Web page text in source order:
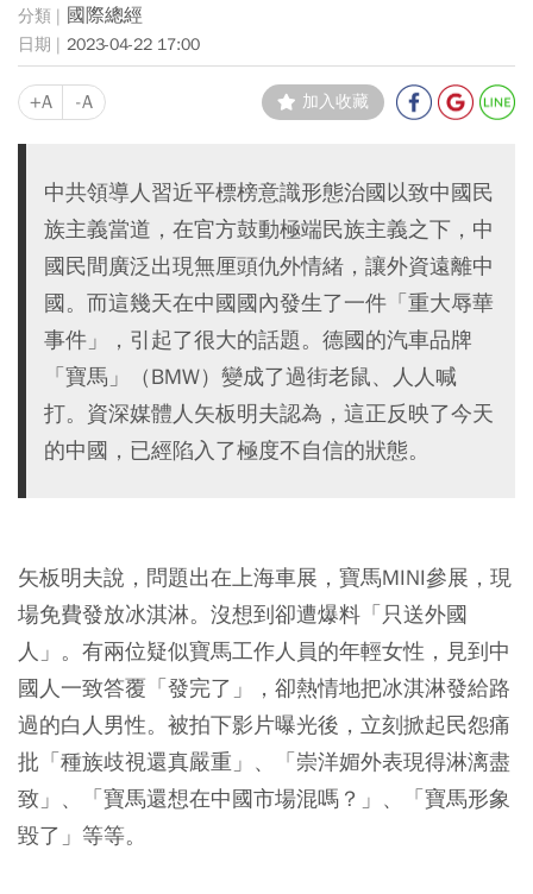
國際總經
2023-04-22 17:00
+A -A 加入收藏
中共領導人習近平標榜意識形態治國以致中國民
族主義當道，在官方鼓動極端民族主義之下，中
國民間廣泛出現無厘頭仇外情緒，讓外資遠離中
國。而這幾天在中國國內發生了一件「重大辱華
事件」，引起了很大的話題。德國的汽車品牌
「寶馬」（BMW）變成了過街老鼠、人人喊
打。資深媒體人矢板明夫認為，這正反映了今天
的中國，已經陷入了極度不自信的狀態。
矢板明夫說，問題出在上海車展，寶馬MINI參展，現
場免費發放冰淇淋。沒想到卻遭爆料「只送外國
人」。有兩位疑似寶馬工作人員的年輕女性，見到中
國人一致答覆「發完了」，卻熱情地把冰淇淋發給路
過的白人男性。被拍下影片曝光後，立刻掀起民怨痛
批「種族歧視還真嚴重」、「崇洋媚外表現得淋漓盡
致」、「寶馬還想在中國市場混嗎？」、「寶馬形象
毀了」等等。